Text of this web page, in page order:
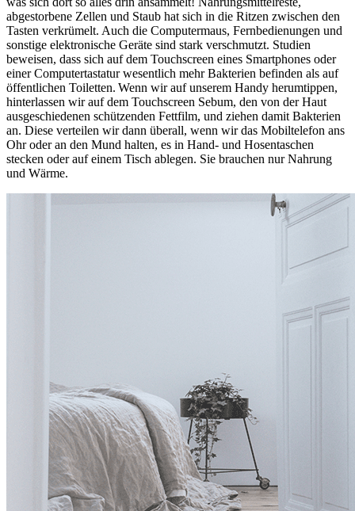
abgestorbene Zellen und Staub hat sich in die Ritzen zwischen den
Tasten verkrümelt. Auch die Computermaus, Fernbedienungen und
sonstige elektronische Geräte sind stark verschmutzt. Studien
beweisen, dass sich auf dem Touchscreen eines Smartphones oder
einer Computertastatur wesentlich mehr Bakterien befinden als auf
öffentlichen Toiletten. Wenn wir auf unserem Handy herumtippen,
hinterlassen wir auf dem Touchscreen Sebum, den von der Haut
ausgeschiedenen schützenden Fettfilm, und ziehen damit Bakterien
an. Diese verteilen wir dann überall, wenn wir das Mobiltelefon ans
Ohr oder an den Mund halten, es in Hand- und Hosentaschen
stecken oder auf einem Tisch ablegen. Sie brauchen nur Nahrung
und Wärme.